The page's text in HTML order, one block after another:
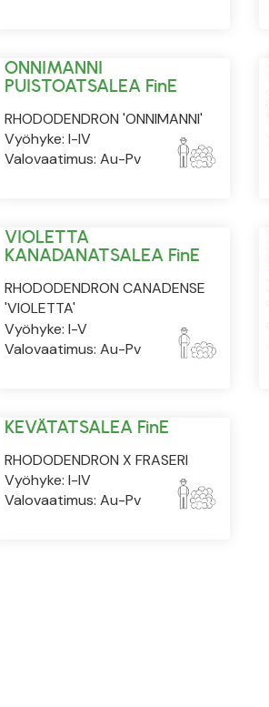
ONNIMANNI
PUISTOATSALEA FinE
RHODODENDRON 'ONNIMANNI'
Vyöhyke: I-IV
Valovaatimus: Au-Pv
VIOLETTA
KANADANATSALEA FinE
RHODODENDRON CANADENSE
'VIOLETTA'
Vyöhyke: I-V
Valovaatimus: Au-Pv
KEVÄTATSALEA FinE
RHODODENDRON X FRASERI
Vyöhyke: I-IV
Valovaatimus: Au-Pv